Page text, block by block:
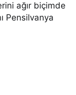
ağır biçimde
Pensilvanya